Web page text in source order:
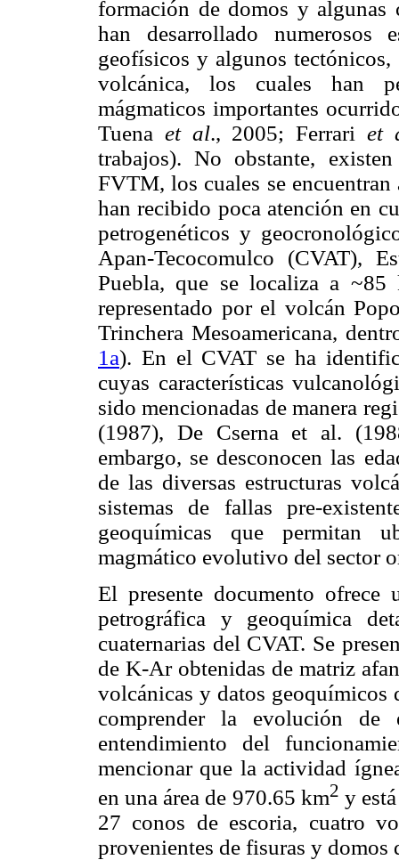
formación de domos y algunas
han desarrollado numerosos
geofísicos y algunos
volcánica, los cuales han
mágmaticos importantes
Tuena et al., 2005; Ferrari et
trabajos). No obstante,
FVTM, los cuales se
han recibido poca atención en
petrogenéticos y
Apan-Tecocomulco (CVAT),
Puebla, que se localiza a
representado por el volcán
Trinchera Mesoamericana,
1a). En el CVAT se ha
cuyas características
sido mencionadas de manera
(1987), De Cserna et al.
embargo, se desconocen las
de las diversas estructuras
sistemas de fallas pre-
geoquímicas que permitan
magmático evolutivo del sector
El presente documento ofrece
petrográfica y geoquímica
cuaternarias del CVAT. Se
de K-Ar obtenidas de matriz
volcánicas y datos geoquímicos
comprender la evolución
entendimiento del
mencionar que la actividad
en una área de 970.65 km2 y
27 conos de escoria, cuatro
provenientes de fisuras y